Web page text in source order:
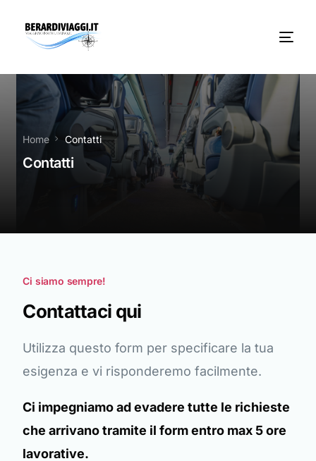
Home Contatti
Contatti
Ci siamo sempre!
Contattaci qui
Utilizza questo form per specificare la tua
esigenza e vi risponderemo facilmente.
Ci impegniamo ad evadere tutte le richieste
che arrivano tramite il form entro max 5 ore
lavorative.
Chi Siamo
Noleggio
Autobus servizi